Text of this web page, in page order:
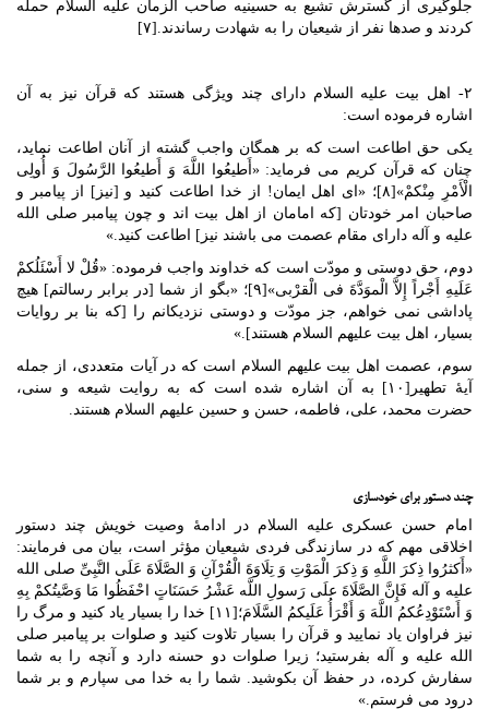
جلوگیری از گسترش تشیع به حسینیه صاحب الزمان علیه السلام حمله
کردند و صدها نفر از شیعیان را به شهادت رساندند.[۷]
۲- اهل بیت علیه السلام دارای چند ویژگی هستند که قرآن نیز به آن
اشاره فرموده است:
یکی حق اطاعت است که بر همگان واجب گشته از آنان اطاعت نماید،
چنان که قرآن کریم می فرماید: «أَطیعُوا اللَّهَ وَ أَطیعُوا الرَّسُولَ وَ أُولِی
الْأَمْرِ مِنْکمْ»[۸]؛ «ای اهل ایمان! از خدا اطاعت کنید و [نیز] از پیامبر و
صاحبان امر خودتان [که امامان از اهل بیت اند و چون پیامبر صلی الله
علیه و آله دارای مقام عصمت می باشند نیز] اطاعت کنید.»
دوم، حق دوستی و مودّت است که خداوند واجب فرموده: «قُلْ لا أَسْئَلُکمْ
عَلَیهِ أَجْراً إِلاَّ الْموَدَّةَ فی الْقرْبی»[۹]؛ «بگو از شما [در برابر رسالتم] هیچ
پاداشی نمی خواهم، جز مودّت و دوستی نزدیکانم را [که بنا بر روایات
بسیار، اهل بیت علیهم السلام هستند].»
سوم، عصمت اهل بیت علیهم السلام است که در آیات متعددی، از جمله
آیۀ تطهیر[۱۰] به آن اشاره شده است که به روایت شیعه و سنی،
حضرت محمد، علی، فاطمه، حسن و حسین علیهم السلام هستند.
چند دستور برای خودسازی
امام حسن عسکری علیه السلام در ادامۀ وصیت خویش چند دستور
اخلاقی مهم که در سازندگی فردی شیعیان مؤثر است، بیان می فرمایند:
«أَکثرُوا ذِکرَ اللَّهِ وَ ذِکرَ الْمَوْتِ وَ تِلَاوَةَ الْقُرْآنِ وَ الصَّلَاةَ عَلَی النَّبِیِّ صلی الله
علیه و آله فَإِنَّ الصَّلَاةَ علَی رَسولِ اللَّه عَشْرُ حَسَنَاتٍ احْفَظُوا مَا وَصَّیتُکمْ بِهِ
وَ أَسْتَوْدِعُکمُ اللَّهَ وَ أَقْرَأُ عَلَیکمُ السَّلَامَ؛[۱۱] خدا را بسیار یاد کنید و مرگ را
نیز فراوان یاد نمایید و قرآن را بسیار تلاوت کنید و صلوات بر پیامبر صلی
الله علیه و آله بفرستید؛ زیرا صلوات دو حسنه دارد و آنچه را به شما
سفارش کرده، در حفظ آن بکوشید. شما را به خدا می سپارم و بر شما
درود می فرستم.»